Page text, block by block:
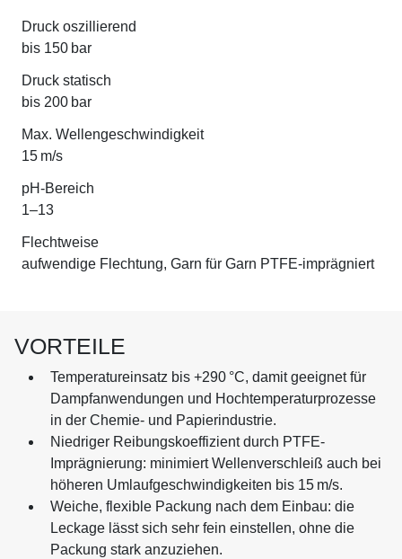
Druck oszillierend
bis 150 bar
Druck statisch
bis 200 bar
Max. Wellengeschwindigkeit
15 m/s
pH-Bereich
1–13
Flechtweise
aufwendige Flechtung, Garn für Garn PTFE-imprägniert
VORTEILE
Temperatureinsatz bis +290 °C, damit geeignet für
Dampfanwendungen und Hochtemperaturprozesse
in der Chemie- und Papierindustrie.
Niedriger Reibungskoeffizient durch PTFE-
Imprägnierung: minimiert Wellenverschleiß auch bei
höheren Umlaufgeschwindigkeiten bis 15 m/s.
Weiche, flexible Packung nach dem Einbau: die
Leckage lässt sich sehr fein einstellen, ohne die
Packung stark anzuziehen.